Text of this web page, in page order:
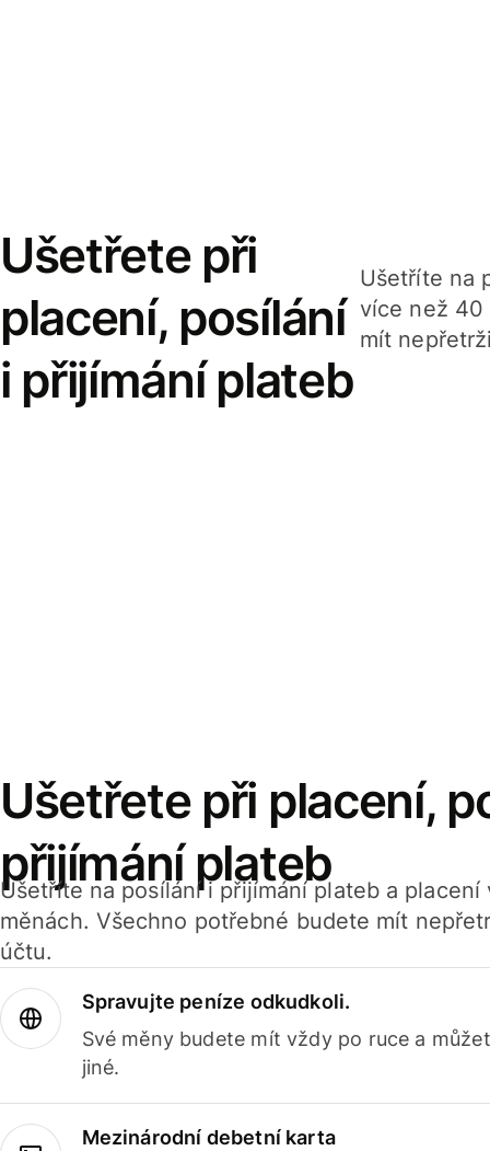
Ušetřete při
placení, posílání
i přijímání plateb
Ušetříte na
více než 40
mít
Ušetřete při placení,
přijímání plateb
Ušetříte na posílání i přijímání plateb a
měnách. Všechno potřebné budete mít
účtu.
Spravujte peníze odkudkoli.
Své měny budete mít vždy po ruce a
jiné.
Mezinárodní debetní karta